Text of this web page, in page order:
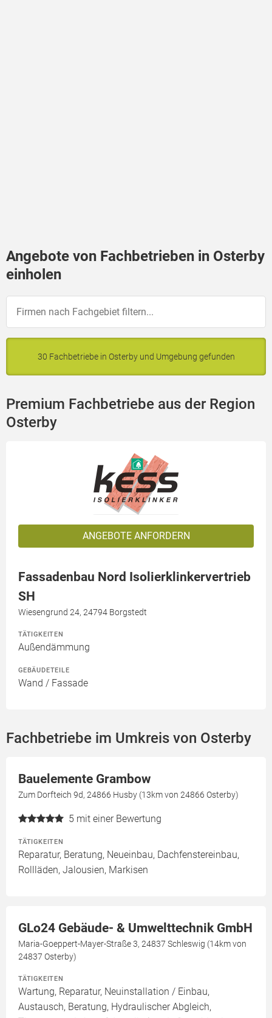
Angebote von Fachbetrieben in Osterby
einholen
30 Fachbetriebe in Osterby und Umgebung gefunden
Premium Fachbetriebe aus der Region
Osterby
ANGEBOTE ANFORDERN
Fassadenbau Nord Isolierklinkervertrieb
SH
Wiesengrund 24, 24794 Borgstedt
TÄTIGKEITEN
Außendämmung
GEBÄUDETEILE
Wand / Fassade
Fachbetriebe im Umkreis von Osterby
Bauelemente Grambow
Zum Dorfteich 9d, 24866 Husby (13km von 24866 Osterby)
5 mit einer Bewertung
TÄTIGKEITEN
Reparatur, Beratung, Neueinbau, Dachfenstereinbau,
Rollläden, Jalousien, Markisen
GLo24 Gebäude- & Umwelttechnik GmbH
Maria-Goeppert-Mayer-Straße 3, 24837 Schleswig (14km von
24837 Osterby)
TÄTIGKEITEN
Wartung, Reparatur, Neuinstallation / Einbau,
Austausch, Beratung, Hydraulischer Abgleich,